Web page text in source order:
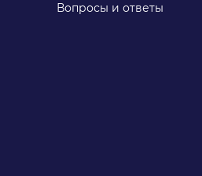
Вопросы и ответы